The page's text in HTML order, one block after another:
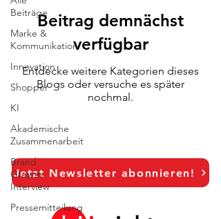
Beiträge
Marke &
Kommunikation
Innovation
Shopper
KI
Akademische
Zusammenarbeit
Brand
Growth
Interview
Pressemitteilung
Beitrag demnächst
verfügbar
Entdecke weitere Kategorien dieses
Blogs oder versuche es später
nochmal.
Jetzt Newsletter abonnieren!